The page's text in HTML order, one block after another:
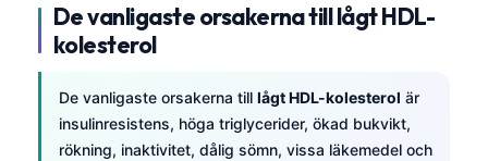
De vanligaste orsakerna till lågt HDL-
kolesterol
De vanligaste orsakerna till lågt HDL-kolesterol är
insulinresistens, höga triglycerider, ökad bukvikt,
rökning, inaktivitet, dålig sömn, vissa läkemedel och